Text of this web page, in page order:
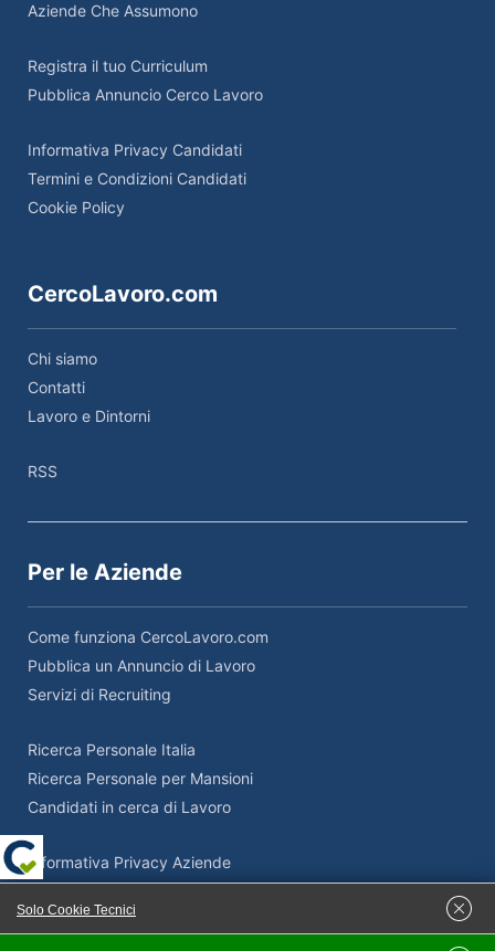
Aziende Che Assumono
Registra il tuo Curriculum
Pubblica Annuncio Cerco Lavoro
Informativa Privacy Candidati
Termini e Condizioni Candidati
Cookie Policy
CercoLavoro.com
Chi siamo
Contatti
Lavoro e Dintorni
RSS
Per le Aziende
Come funziona CercoLavoro.com
Pubblica un Annuncio di Lavoro
Servizi di Recruiting
Ricerca Personale Italia
Ricerca Personale per Mansioni
Candidati in cerca di Lavoro
Informativa Privacy Aziende
Adempimenti Privacy Aziende
Solo Cookie Tecnici